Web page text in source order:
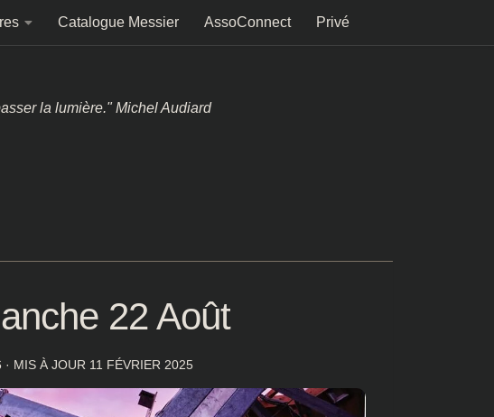
Catalogue Messier AssoConnect Privé
la lumière." Michel Audiard
22 Août
· MIS À JOUR 11 FÉVRIER 2025